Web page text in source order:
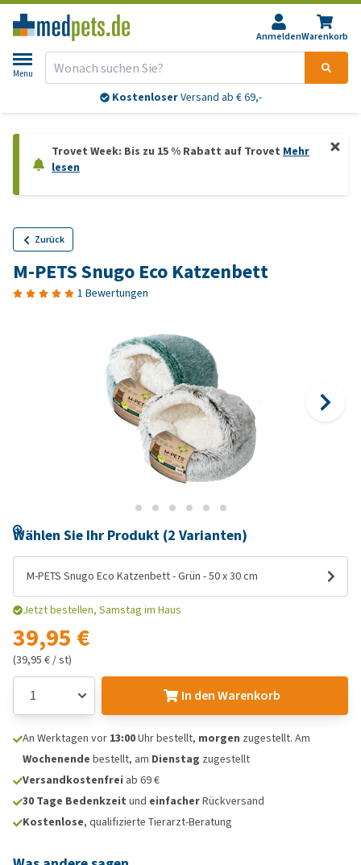
AnmeldenWarenkorb
Menu
KostenloserVersand ab € 69,-
Trovet Week: Bis zu 15 % Rabatt auf Trovet Mehr
lesen
Zurück
M-PETS Snugo Eco Katzenbett
1 Bewertungen
Wählen Sie Ihr Produkt (2 Varianten)
M-PETS Snugo Eco Katzenbett - Grün - 50 x 30 cm
Jetzt bestellen, Samstag im Haus
39,95 €
(39,95 € / st)
In den Warenkorb
An Werktagen vor 13:00Uhr bestellt, morgen zugestellt. Am
Wochenende bestellt, am Dienstag zugestellt
Versandkostenfrei ab 69 €
30 Tage Bedenkzeit und einfacherRückversand
Kostenlose, qualifizierte Tierarzt-Beratung